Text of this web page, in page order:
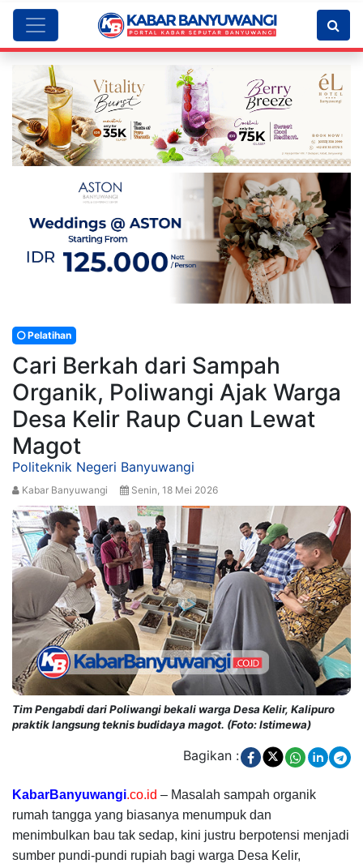
Pelatihan
Cari Berkah dari Sampah
Organik, Poliwangi Ajak Warga
Desa Kelir Raup Cuan Lewat
Magot
Politeknik Negeri Banyuwangi
Kabar Banyuwangi Senin, 18 Mei 2026
Tim Pengabdi dari Poliwangi bekali warga Desa Kelir, Kalipuro
praktik langsung teknis budidaya magot. (Foto: Istimewa)
Bagikan :
KabarBanyuwangi.co.id – Masalah sampah organik
rumah tangga yang biasanya menumpuk dan
menimbulkan bau tak sedap, kini justru berpotensi menjadi
sumber pundi-pundi rupiah bagi warga Desa Kelir,